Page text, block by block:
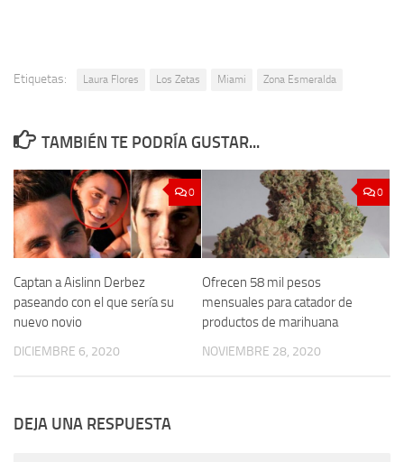
Etiquetas: Laura Flores Los Zetas Miami Zona Esmeralda
TAMBIÉN TE PODRÍA GUSTAR...
0
Captan a Aislinn Derbez
paseando con el que sería su
nuevo novio
DICIEMBRE 6, 2020
0
Ofrecen 58 mil pesos
mensuales para catador de
productos de marihuana
NOVIEMBRE 28, 2020
DEJA UNA RESPUESTA